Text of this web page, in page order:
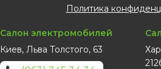
Политика
Салон электромобилей
Киев, Льва Толстого, 63